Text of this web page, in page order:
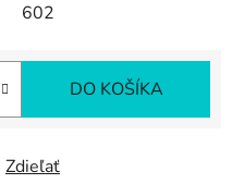
602
DO KOŠÍKA
Zdieľať